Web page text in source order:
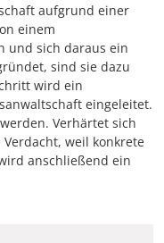
aufgrund einer
einem
und sich daraus ein
sind sie dazu
wird ein
eingeleitet.
Verhärtet sich
weil konkrete
anschließend ein